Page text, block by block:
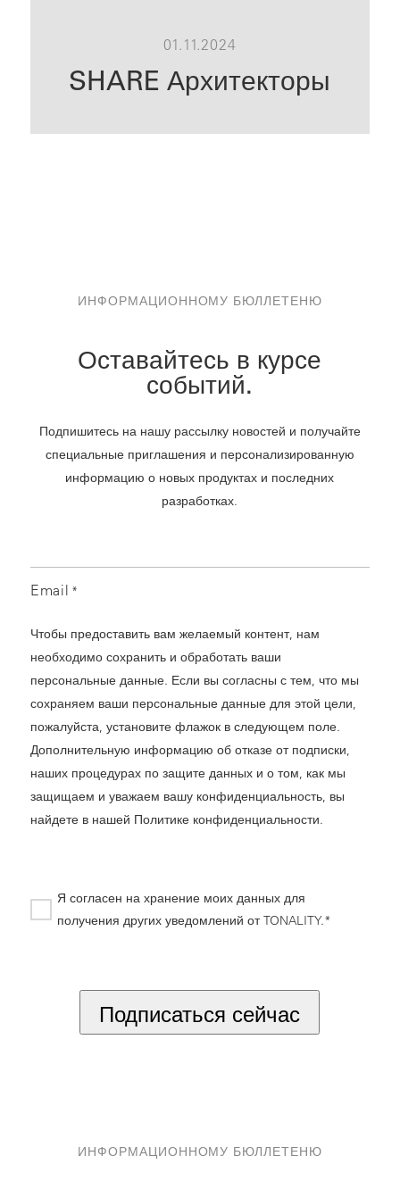
SHARE Архитекторы
01.11.2024
ИНФОРМАЦИОННОМУ БЮЛЛЕТЕНЮ
Оставайтесь в курсе
событий.
Подпишитесь на нашу рассылку новостей и получайте
специальные приглашения и персонализированную
информацию о новых продуктах и последних
разработках.
Email *
Чтобы предоставить вам желаемый контент, нам
необходимо сохранить и обработать ваши
персональные данные. Если вы согласны с тем, что мы
сохраняем ваши персональные данные для этой цели,
пожалуйста, установите флажок в следующем поле.
Дополнительную информацию об отказе от подписки,
наших процедурах по защите данных и о том, как мы
защищаем и уважаем вашу конфиденциальность, вы
найдете в нашей Политике конфиденциальности.
Я согласен на хранение моих данных для
получения других уведомлений от TONALITY.*
Подписаться сейчас
ИНФОРМАЦИОННОМУ БЮЛЛЕТЕНЮ